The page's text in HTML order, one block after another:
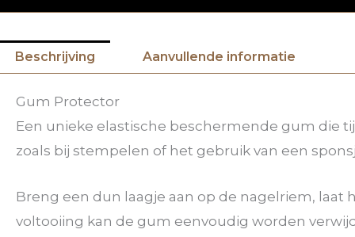
Beschrijving Aanvullende informatie
Gum Protector
Een unieke elastische beschermende gum die
zoals bij stempelen of het gebruik van een
Breng een dun laagje aan op de nagelriem,
voltooiing kan de gum eenvoudig worden